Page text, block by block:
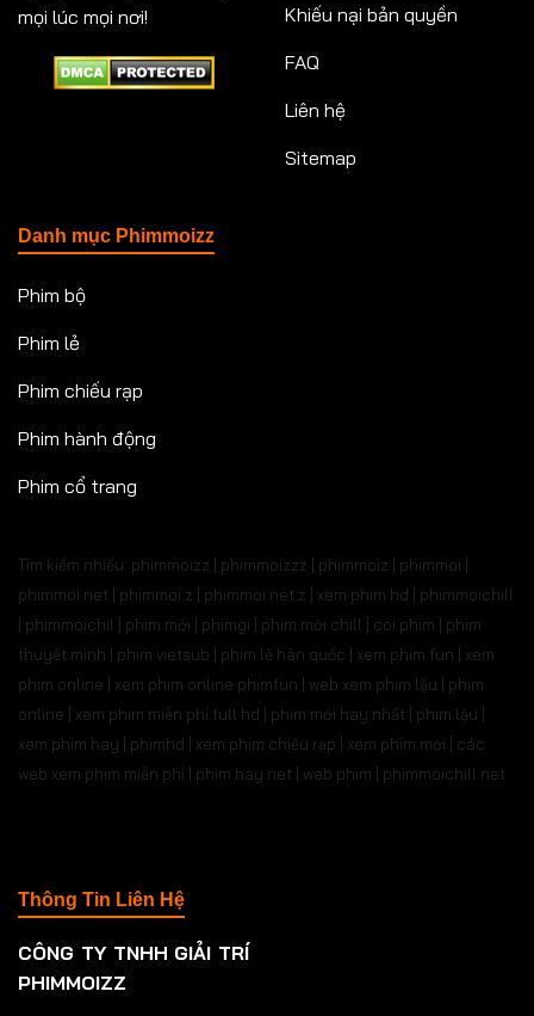
mọi lúc mọi nơi!
Khiếu nại bản quyền
FAQ
Liên hệ
Sitemap
Danh mục Phimmoizz
Phim bộ
Phim lẻ
Phim chiếu rạp
Phim hành động
Phim cổ trang
Tìm kiếm nhiều: phimmoizz | phimmoizzz | phimmoiz | phimmoi |
phimmoi net | phimmoi.z | phimmoi.net z | xem phim hd | phimmoichill
| phimmoichil | phim mới | phimgi | phim mới chill | coi phim | phim
thuyết minh | phim vietsub | phim lẻ hàn quốc | xem phim fun | xem
phim online | xem phim online phimfun | web xem phim lậu | phim
online | xem phim miễn phí full hd | phim mới hay nhất | phim lậu |
xem phim hay | phimhd | xem phim chiếu rạp | xem phim mới | các
web xem phim miễn phí | phim hay.net | web phim | phimmoichill net
Thông Tin Liên Hệ
CÔNG TY TNHH GIẢI TRÍ
PHIMMOIZZ